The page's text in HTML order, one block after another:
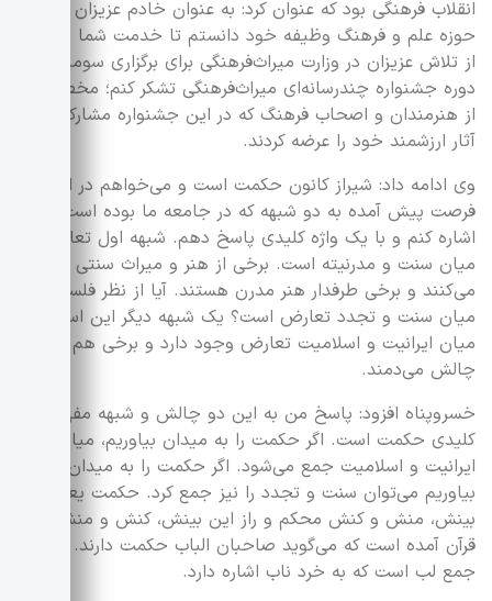
انقلاب فرهنگی بود که عنوان کرد: به عنوان خادم عزیزان در
حوزه علم و فرهنگ وظیفه خود دانستم تا خدمت شما برسم و
از تلاش عزیزان در وزارت میراث‌فرهنگی برای برگزاری سومین
دوره جشنواره چندرسانه‌ای میراث‌فرهنگی تشکر کنم؛ مخصوصا
از هنرمندان و اصحاب فرهنگ که در این جشنواره مشارکت و
آثار ارزشمند خود را عرضه کردند.
وی ادامه داد: شیراز کانون حکمت است و می‌خواهم در این
فرصت پیش آمده به دو شبهه که در جامعه ما بوده است،
اشاره کنم و با یک واژه کلیدی پاسخ دهم. شبهه اول تعارض
میان سنت و مدرنیته است. برخی از هنر و میراث سنتی دفاع
می‌کنند و برخی طرفدار هنر مدرن‌ هستند. آیا از نظر فلسفی
میان سنت و تجدد تعارض است؟ یک شبهه دیگر این است که
میان ایرانیت و اسلامیت تعارض وجود دارد و برخی هم در این
چالش می‌دمند.
خسروپناه افزود: پاسخ من به این دو چالش و شبهه مفهوم
کلیدی حکمت است. اگر حکمت را به میدان بیاوریم‌، میان
ایرانیت و اسلامیت جمع می‌شود. اگر حکمت را به میدان
بیاوریم می‌توان سنت و تجدد را نیز جمع کرد. حکمت یعنی
بینش، منش و کنش محکم و راز این بینش، کنش و منش در
قرآن آمده است که می‌گوید صاحبان الباب حکمت دارند. الباب
جمع لب است که به خرد ناب اشاره دارد.